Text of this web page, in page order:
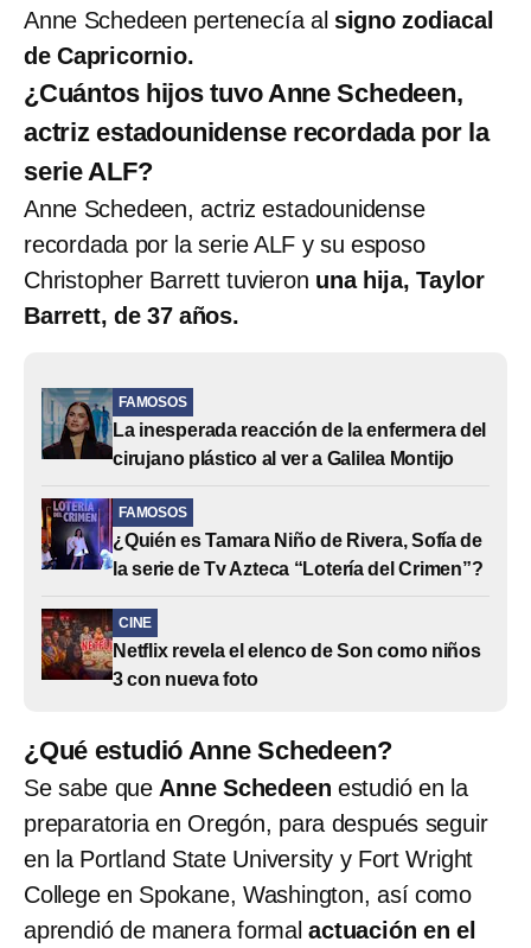
Anne Schedeen pertenecía al signo zodiacal
de Capricornio.
¿Cuántos hijos tuvo Anne Schedeen,
actriz estadounidense recordada por la
serie ALF?
Anne Schedeen, actriz estadounidense
recordada por la serie ALF y su esposo
Christopher Barrett tuvieron una hija, Taylor
Barrett, de 37 años.
FAMOSOS
La inesperada reacción de la enfermera del
cirujano plástico al ver a Galilea Montijo
FAMOSOS
¿Quién es Tamara Niño de Rivera, Sofía de
la serie de Tv Azteca “Lotería del Crimen”?
CINE
Netflix revela el elenco de Son como niños
3 con nueva foto
¿Qué estudió Anne Schedeen?
Se sabe que Anne Schedeen estudió en la
preparatoria en Oregón, para después seguir
en la Portland State University y Fort Wright
College en Spokane, Washington, así como
aprendió de manera formal actuación en el